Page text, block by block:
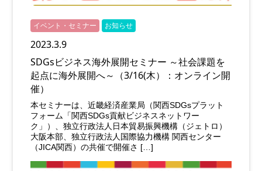
イベント・セミナー お知らせ
2023.3.9
SDGsビジネス海外展開セミナー ～社会課題を
起点に海外展開へ～（3/16(木）：オンライン開
催）
本セミナーは、近畿経済産業局（関西SDGsプラット
フォーム「関西SDGs貢献ビジネスネットワー
ク」）、独立行政法人日本貿易振興機構（ジェトロ）
大阪本部、独立行政法人国際協力機構 関西センター
（JICA関西）の共催で開催さ […]